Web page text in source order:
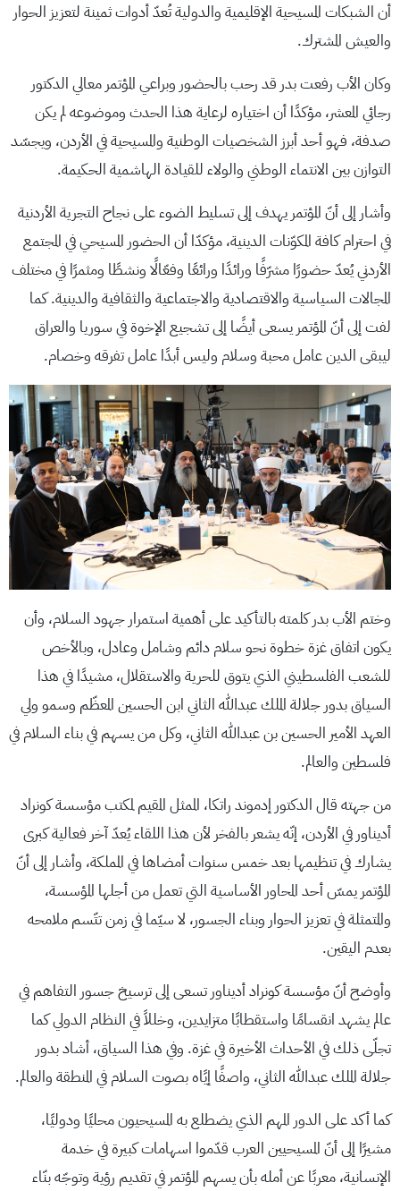
أن الشبكات المسيحية الإقليمية والدولية تُعدّ أدوات ثمينة لتعزيز الحوار
والعيش المشترك.
وكان الأب رفعت بدر قد رحب بالحضور وبراعي المؤتمر معالي الدكتور
رجائي المعشر، مؤكدًا أن اختياره لرعاية هذا الحدث وموضوعه لم يكن
صدفة، فهو أحد أبرز الشخصيات الوطنية والمسيحية في الأردن، ويجسّد
التوازن بين الانتماء الوطني والولاء للقيادة الهاشمية الحكيمة.
وأشار إلى أنّ المؤتمر يهدف إلى تسليط الضوء على نجاح التجرية الأردنية
في احترام كافة المكوّنات الدينية، مؤكدّا أن الحضور المسيحي في المجتمع
الأردني يُعدّ حضورًا مشرّفًا ورائدًا ورائعًا وفعّالًا ونشطًا ومثمرًا في مختلف
المجالات السياسية والاقتصادية والاجتماعية والثقافية والدينية. كما
لفت إلى أنّ المؤتمر يسعى أيضًا إلى تشجيع الإخوة في سوريا والعراق
ليبقى الدين عامل محبة وسلام وليس أبدًا عامل تفرقه وخصام.
وختم الأب بدر كلمته بالتأكيد على أهمية استمرار جهود السلام، وأن
يكون اتفاق غزة خطوة نحو سلام دائم وشامل وعادل، وبالأخص
للشعب الفلسطيني الذي يتوق للحرية والاستقلال، مشيدًا في هذا
السياق بدور جلالة الملك عبدالله الثاني ابن الحسين المعظّم وسمو ولي
العهد الأمير الحسين بن عبدالله الثاني، وكل من يسهم في بناء السلام في
فلسطين والعالم.
من جهته قال الدكتور إدموند راتكا، الممثل المقيم لمكتب مؤسسة كونراد
أديناور في الأردن، إنّه يشعر بالفخر لأن هذا اللقاء يُعدّ آخر فعالية كبرى
يشارك في تنظيمها بعد خمس سنوات أمضاها في المملكة، وأشار إلى أنّ
المؤتمر يمسّ أحد المحاور الأساسية التي تعمل من أجلها المؤسسة،
والمتمثلة في تعزيز الحوار وبناء الجسور، لا سيّما في زمن تتّسم ملامحه
بعدم اليقين.
وأوضح أنّ مؤسسة كونراد أديناور تسعى إلى ترسيخ جسور التفاهم في
عالم يشهد انقسامًا واستقطابًا متزايدين، وخللاً في النظام الدولي كما
تجلّى ذلك في الأحداث الأخيرة في غزة. وفي هذا السياق، أشاد بدور
جلالة الملك عبدالله الثاني، واصفًا إيًاه بصوت السلام في المنطقة والعالم.
كما أكد على الدور المهم الذي يضطلع به المسيحيون محليًا ودوليًا،
مشيرًا إلى أنّ المسيحيين العرب قدّموا اسهامات كبيرة في خدمة
الإنسانية، معربًا عن أمله بأن يسهم المؤتمر في تقديم رؤية وتوجّه بنّاء